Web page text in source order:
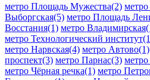
метро Площадь Мужества(2)
Выборгская(5) метро Площадь
Восстания(1) метро
метро Технологический
метро Нарвская(4) метро Автово(1)
проспект(3) метро Парнас(3)
метро Чёрная речка(1) метро